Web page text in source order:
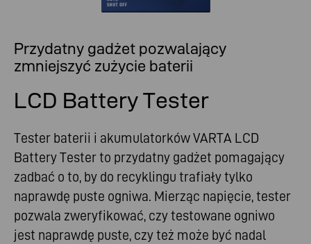
Przydatny gadżet pozwalający
zmniejszyć zużycie baterii
LCD Battery Tester
Tester baterii i akumulatorków VARTA LCD
Battery Tester to przydatny gadżet pomagający
zadbać o to, by do recyklingu trafiały tylko
naprawdę puste ogniwa. Mierząc napięcie, tester
pozwala zweryfikować, czy testowane ogniwo
jest naprawdę puste, czy też może być nadal